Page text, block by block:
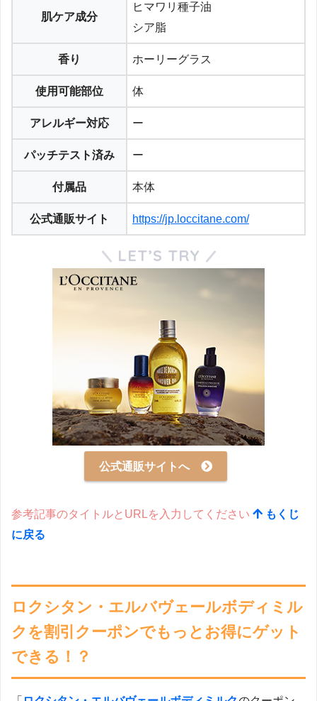
肌ケア成分
ヒマワリ種子油
シア脂
香り ホーリーグラス
使用可能部位 体
アレルギー対応 ー
パッチテスト済み ー
付属品 本体
公式通販サイト https://jp.loccitane.com/
LET’S TRY
公式通販サイトへ
参考記事のタイトルとURLを入力してください
もくじ
に戻る
ロクシタン・エルバヴェールボディミル
クを割引クーポンでもっとお得にゲット
できる！？